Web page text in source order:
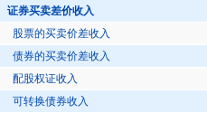
证券买卖差价收入
股票的买卖价差收入
债券的买卖价差收入
配股权证收入
可转换债券收入